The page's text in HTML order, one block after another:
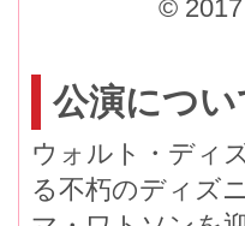
©
公演につい
ウォルト・ディ
る不朽のディズ